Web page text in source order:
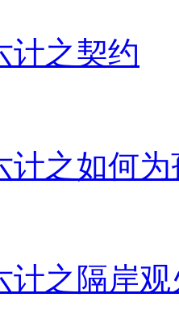
计之契约
计之如何
计之隔岸观